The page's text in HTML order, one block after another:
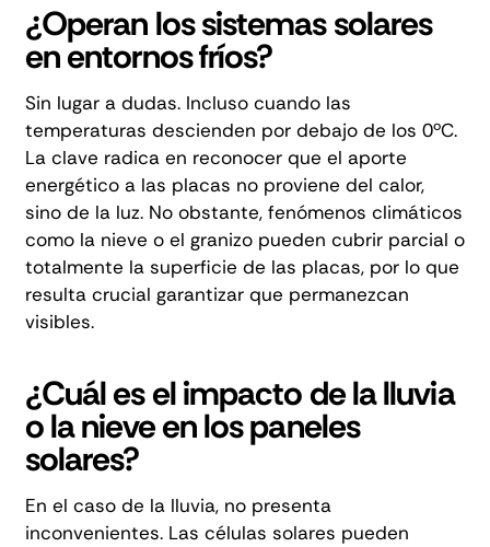
¿Operan los sistemas solares
en entornos fríos?
Sin lugar a dudas. Incluso cuando las
temperaturas descienden por debajo de los 0ºC.
La clave radica en reconocer que el aporte
energético a las placas no proviene del calor,
sino de la luz. No obstante, fenómenos climáticos
como la nieve o el granizo pueden cubrir parcial o
totalmente la superficie de las placas, por lo que
resulta crucial garantizar que permanezcan
visibles.
¿Cuál es el impacto de la lluvia
o la nieve en los paneles
solares?
En el caso de la lluvia, no presenta
inconvenientes. Las células solares pueden